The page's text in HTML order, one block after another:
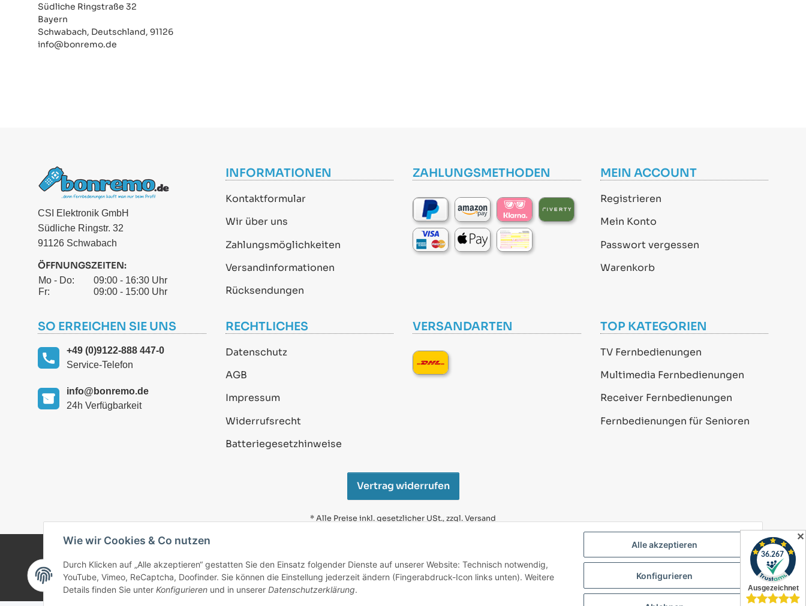
Südliche Ringstraße 32
Bayern
Schwabach, Deutschland, 91126
info@bonremo.de
CSI Elektronik GmbH
Südliche Ringstr. 32
91126 Schwabach
ÖFFNUNGSZEITEN:
Mo - Do:
09:00 - 16:30 Uhr
Fr:
09:00 - 15:00 Uhr
INFORMATIONEN
Kontaktformular
Wir über uns
Zahlungsmöglichkeiten
Versandinformationen
Rücksendungen
ZAHLUNGSMETHODEN MEIN ACCOUNT
Registrieren
Mein Konto
Passwort vergessen
Warenkorb
SO ERREICHEN SIE UNS
+49 (0)9122-888 447-0
Service-Telefon
info@bonremo.de
24h Verfügbarkeit
RECHTLICHES
Datenschutz
AGB
Impressum
Widerrufsrecht
Batteriegesetzhinweise
VERSANDARTEN TOP KATEGORIEN
TV Fernbedienungen
Multimedia Fernbedienungen
Receiver Fernbedienungen
Fernbedienungen für Senioren
Vertrag widerrufen
* Alle Preise inkl. gesetzlicher USt., zzgl.Versand
© 2025 bonremo.de. Alle Rechte vorbehalten.
Eigentümer. Sie dienen nur zur Verdeutlichung der
Kompatibilität unserer Produkte mit den Produkten
Alle akzeptieren
Konfigurieren
Wie wir Cookies & Co nutzen
Durch Klicken auf „Alle akzeptieren“ gestatten Sie den Einsatz folgender Dienste auf unserer Website: Technisch notwendig,
YouTube, Vimeo, ReCaptcha, Doofinder. Sie können die Einstellung jederzeit ändern (Fingerabdruck-Icon links unten). Weitere
Details finden Sie unter Konfigurieren und in unserer Datenschutzerklärung.
✕